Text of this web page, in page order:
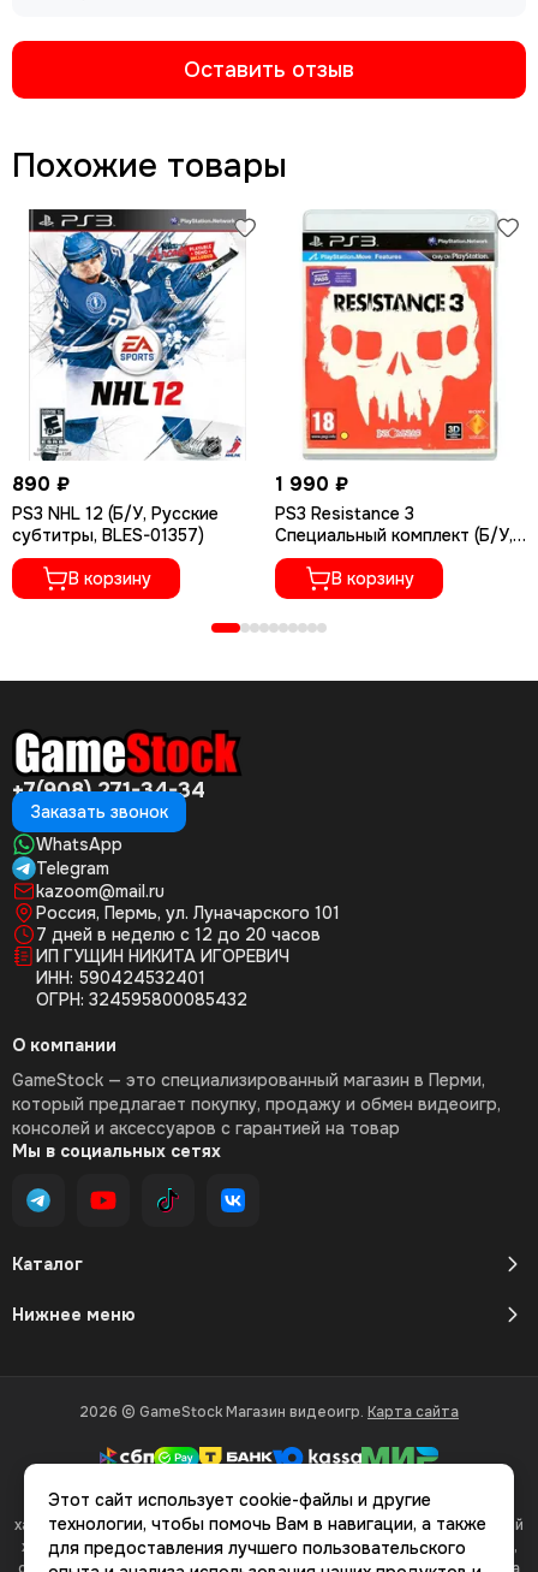
Оставить отзыв
Похожие товары
890 ₽
PS3 NHL 12 (Б/У, Русские
субтитры, BLES-01357)
В корзину
1 990 ₽
PS3 Resistance 3
Специальный комплект (Б/У,
Полностью на русском языке,
BCES-01118)В корзину
+7(908) 271-34-34
Заказать звонок
WhatsApp
Telegram
kazoom@mail.ru
Россия, Пермь, ул. Луначарского 101
7 дней в неделю с 12 до 20 часов
ИП ГУЩИН НИКИТА ИГОРЕВИЧ
ИНН: 590424532401
ОГРН: 324595800085432
Каталог
Нижнее меню
О компании
GameStock — это специализированный магазин в Перми,
который предлагает покупку, продажу и обмен видеоигр,
консолей и аксессуаров с гарантией на товар
Мы в социальных сетях
2026 © GameStock Магазин видеоигр. Карта сайта
Вся представленная на сайте информация, касающаяся
характеристик, стоимости товаров и услуг, носит информационный
характер и ни при каких условиях не является публичной офертой,
Этот сайт использует cookie-файлы и другие
технологии, чтобы помочь Вам в навигации, а также
для предоставления лучшего пользовательского